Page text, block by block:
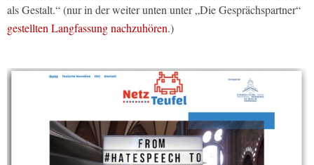
als Gestalt.“ (nur in der weiter unten unter „Die Gesprächspartner“
gestellten Langfassung nachzuhören.)